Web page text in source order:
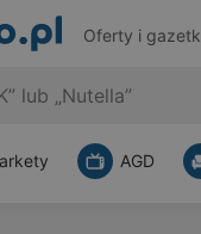
Oferty i
AGD